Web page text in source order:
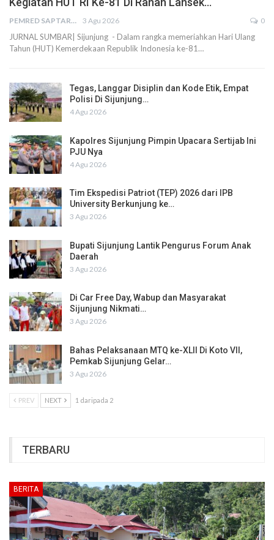
PEMRED SAPTARIUS 3 Agu 2026 0
JURNAL SUMBAR| Sijunjung - Dalam rangka memeriahkan Hari Ulang
Tahun (HUT) Kemerdekaan Republik Indonesia ke-81…
Tegas, Langgar Disiplin dan Kode Etik, Empat
Polisi Di Sijunjung…
4 Agu 2026
Kapolres Sijunjung Pimpin Upacara Sertijab Ini
PJU Nya
4 Agu 2026
Tim Ekspedisi Patriot (TEP) 2026 dari IPB
University Berkunjung ke…
3 Agu 2026
Bupati Sijunjung Lantik Pengurus Forum Anak
Daerah
3 Agu 2026
Di Car Free Day, Wabup dan Masyarakat
Sijunjung Nikmati…
3 Agu 2026
Bahas Pelaksanaan MTQ ke-XLII Di Koto VII,
Pemkab Sijunjung Gelar…
3 Agu 2026
PREV NEXT 1 daripada 2
TERBARU
BERITA